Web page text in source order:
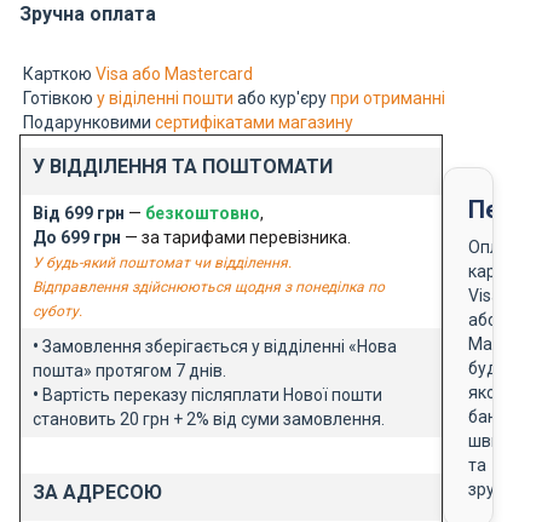
Зручна оплата
Карткою Visa або Mastercard
Готівкою у віділенні пошти або кур'єрупри отриманні
Подарунковими сертифікатами магазину
У ВІДДІЛЕННЯ ТА ПОШТОМАТИ
Від 699 грн — безкоштовно,
До 699 грн — за тарифами перевізника.
У будь-який поштомат чи відділення.
Відправлення здійснюються щодня з понеділка по
суботу.
• Замовлення зберігається у відділенні «Нова
пошта» протягом 7 днів.
• Вартість переказу післяплати Нової пошти
становить 20 грн + 2% від суми замовлення.
ЗА АДРЕСОЮ
Оплата
карткою
Visa
або
будь-
якого
банку
швидко
та
зручно